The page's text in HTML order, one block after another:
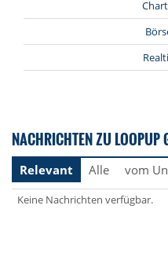
NACHRICHTEN ZU LOOPUP
Relevant Alle vom
Keine Nachrichten verfügbar.